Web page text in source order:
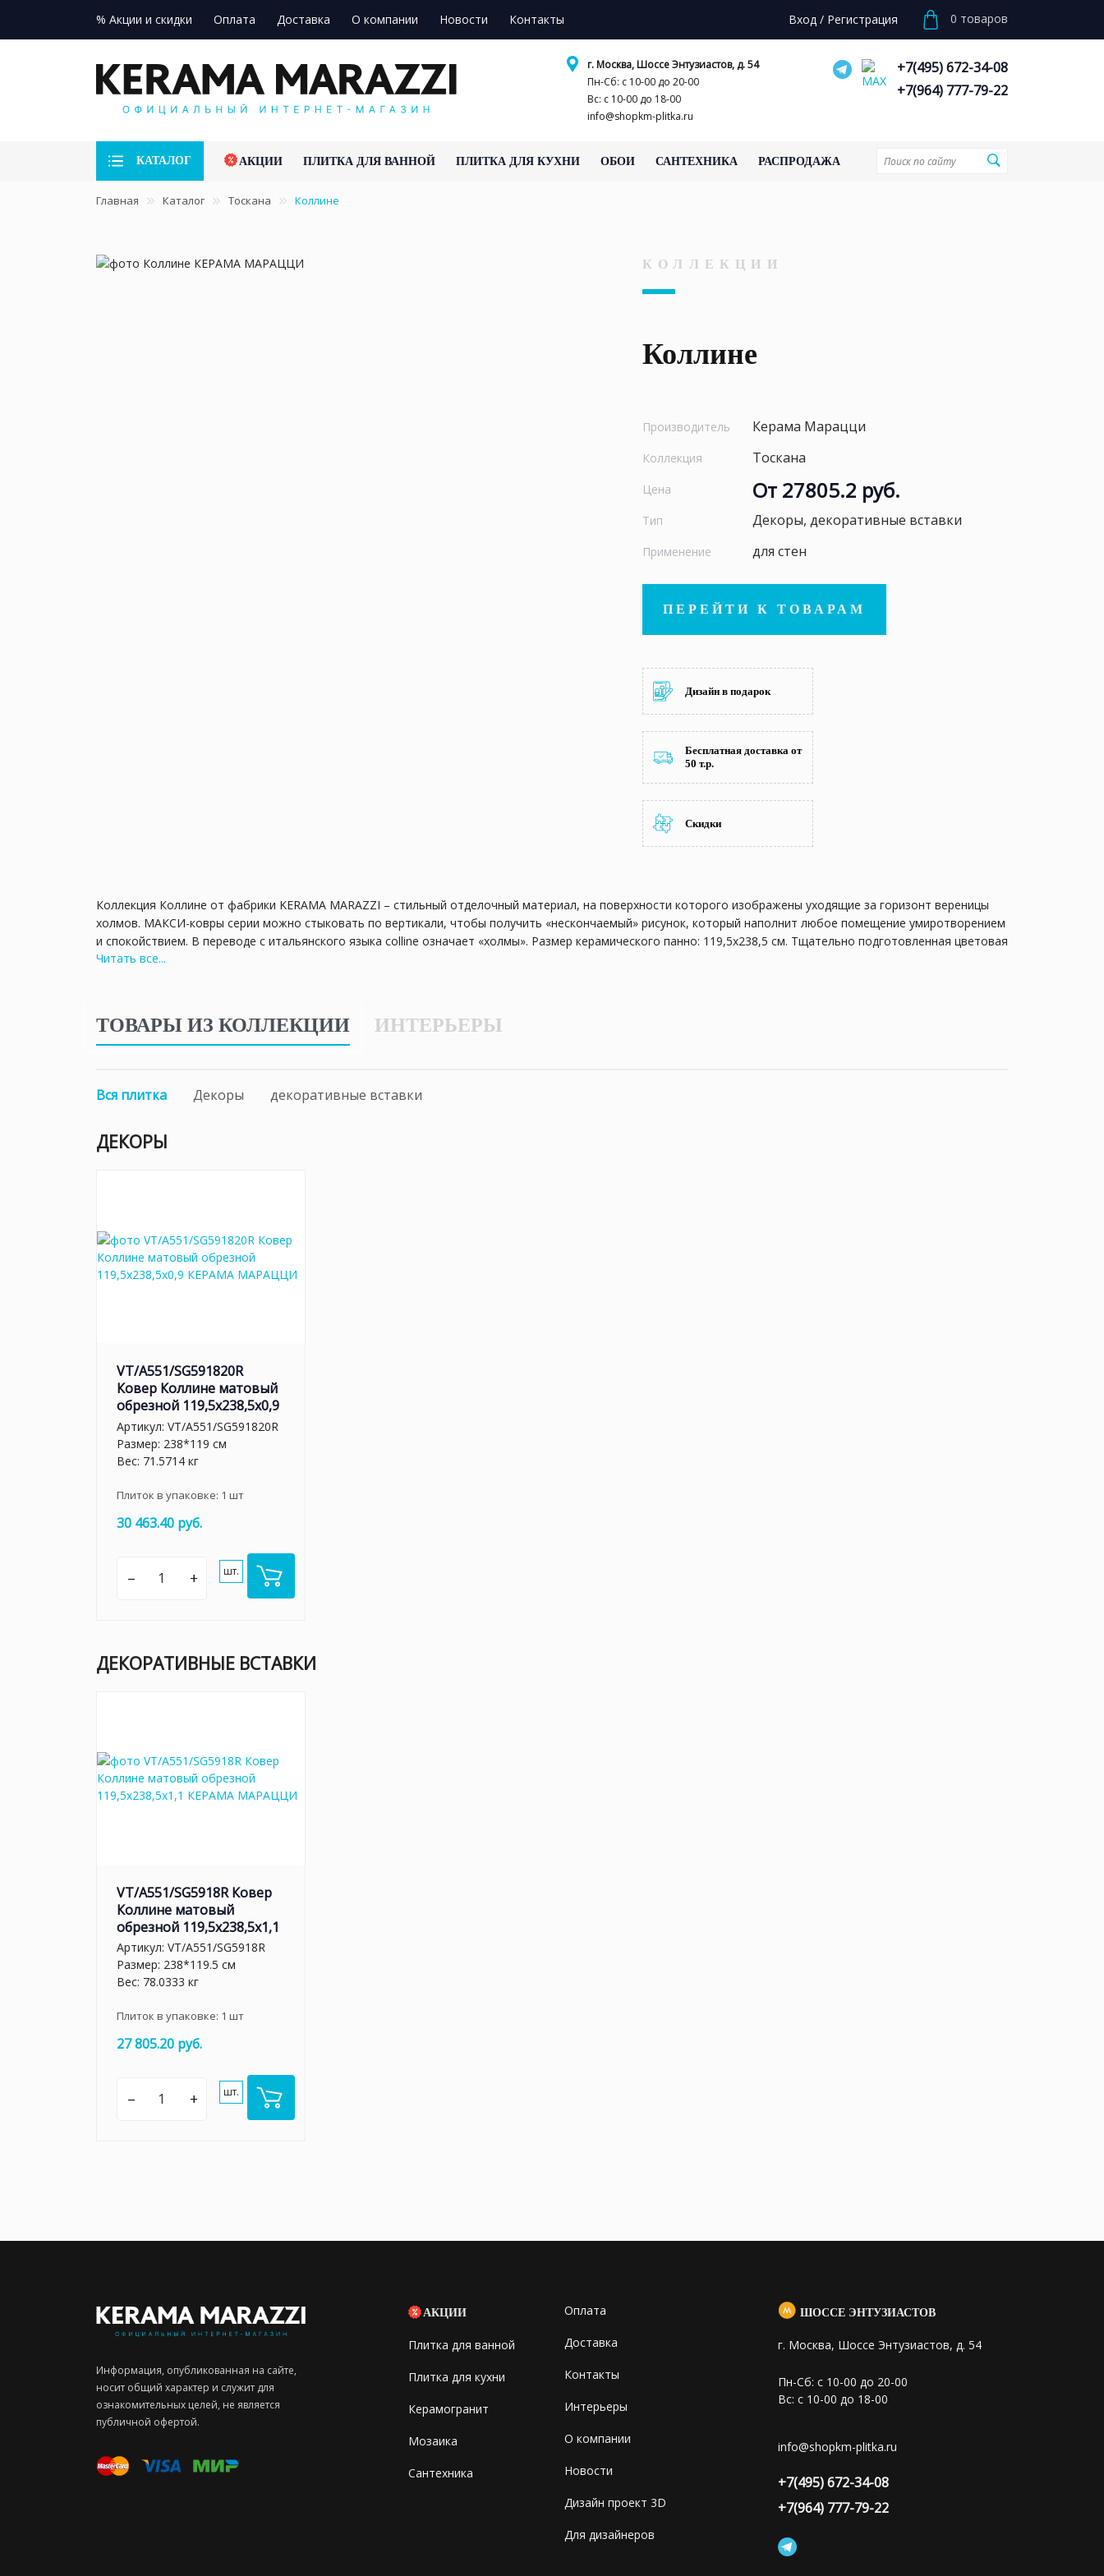
% Акции и скидки Оплата Доставка О компании Новости Контакты Вход / Регистрация 0 товаров
г. Москва, Шоссе Энтузиастов, д. 54
Пн-Сб: с 10-00 до 20-00
Вс: с 10-00 до 18-00
info@shopkm-plitka.ru
+7(495) 672-34-08
+7(964) 777-79-22
КАТАЛОГ АКЦИИ ПЛИТКА ДЛЯ ВАННОЙ ПЛИТКА ДЛЯ КУХНИ ОБОИ САНТЕХНИКА РАСПРОДАЖА
Главная Каталог Тоскана Коллине
КОЛЛЕКЦИИ
Коллине
Производитель Керама Марацци
Коллекция Тоскана
Цена От 27805.2 руб.
Тип Декоры, декоративные вставки
Применение для стен
ПЕРЕЙТИ К ТОВАРАМ
Дизайн в подарок
Бесплатная доставка от
50 т.р.
Скидки
Коллекция Коллине от фабрики KERAMA MARAZZI – стильный отделочный материал, на поверхности которого изображены уходящие за горизонт вереницы
холмов. МАКСИ-ковры серии можно стыковать по вертикали, чтобы получить «нескончаемый» рисунок, который наполнит любое помещение умиротворением
и спокойствием. В переводе с итальянского языка colline означает «холмы». Размер керамического панно: 119,5х238,5 см. Тщательно подготовленная цветовая
гамма позволяет использовать облицовочное покрытие даже в том интерьере, где есть своя определенная палитра оттенков. Предложенный дизайнерами
характеристики фирменной продукции позволяют сохранять неизменный вид на протяжении всего срока эксплуатации.
Читать все...
ТОВАРЫ ИЗ КОЛЛЕКЦИИ ИНТЕРЬЕРЫ
Вся плитка Декоры декоративные вставки
ДЕКОРЫ
VT/A551/SG591820R
Ковер Коллине матовый
обрезной 119,5х238,5х0,9
Артикул: VT/A551/SG591820R
Размер: 238*119 см
Вес: 71.5714 кг
Плиток в упаковке: 1 шт
30 463.40 руб.
– + шт.
ДЕКОРАТИВНЫЕ ВСТАВКИ
VT/A551/SG5918R Ковер
Коллине матовый
обрезной 119,5х238,5х1,1
Артикул: VT/A551/SG5918R
Размер: 238*119.5 см
Вес: 78.0333 кг
Плиток в упаковке: 1 шт
27 805.20 руб.
– + шт.
Информация, опубликованная на сайте,
носит общий характер и служит для
ознакомительных целей, не является
публичной офертой.
АКЦИИ
Плитка для ванной
Плитка для кухни
Керамогранит
Мозаика
Сантехника
Оплата
Доставка
Контакты
Интерьеры
О компании
Новости
Дизайн проект 3D
Для дизайнеров
ШОССЕ ЭНТУЗИАСТОВ
г. Москва, Шоссе Энтузиастов, д. 54
Пн-Сб: с 10-00 до 20-00
Вс: с 10-00 до 18-00
info@shopkm-plitka.ru
+7(495) 672-34-08
+7(964) 777-79-22